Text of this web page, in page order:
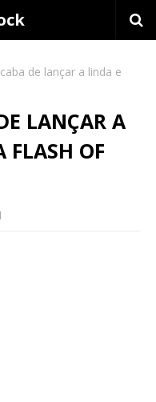
de lançar a linda e
LANÇAR A
FLASH OF